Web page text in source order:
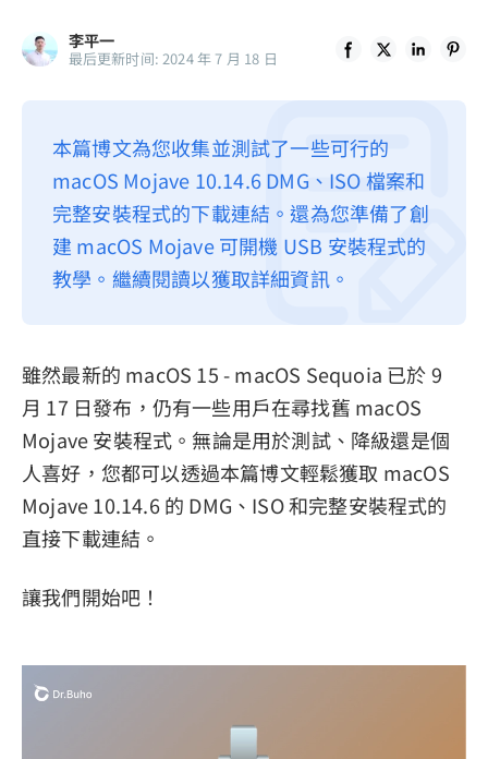
BuhoLaunchpad
更多
隱私權政策
服務條款
退款政策
李平一
最后更新时间: 2024 年 7 月 18 日
本篇博文為您收集並測試了一些可行的
macOS Mojave 10.14.6 DMG、ISO 檔案和
完整安裝程式的下載連結。還為您準備了創
建 macOS Mojave 可開機 USB 安裝程式的
教學。繼續閱讀以獲取詳細資訊。
雖然最新的 macOS 15 - macOS Sequoia 已於 9
月 17 日發布，仍有一些用戶在尋找舊 macOS
Mojave 安裝程式。無論是用於測試、降級還是個
人喜好，您都可以透過本篇博文輕鬆獲取 macOS
Mojave 10.14.6 的 DMG、ISO 和完整安裝程式的
直接下載連結。
讓我們開始吧！